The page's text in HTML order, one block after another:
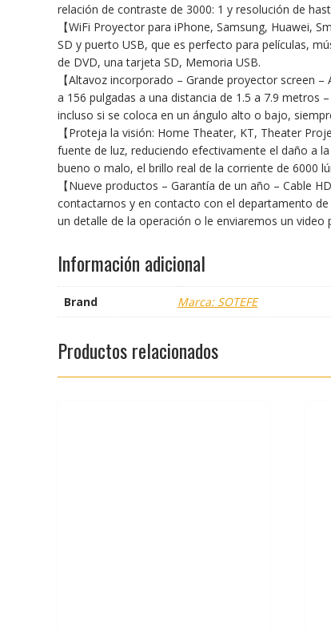
relación de contraste de 3000: 1 y resolución de
【WiFi Proyector para iPhone, Samsung, Huawei,
SD y puerto USB, que es perfecto para películas,
de DVD, una tarjeta SD, Memoria USB.
【Altavoz incorporado – Grande proyector screen
a 156 pulgadas a una distancia de 1.5 a 7.9 metros
incluso si se coloca en un ángulo alto o bajo,
【Proteja la visión: Home Theater, KT, Theater
fuente de luz, reduciendo efectivamente el daño a
bueno o malo, el brillo real de la corriente de 6000
【Nueve productos – Garantía de un año – Cable
contactarnos y en contacto con el departamento
un detalle de la operación o le enviaremos un video
Información adicional
Brand Marca: SOTEFE
Productos relacionados